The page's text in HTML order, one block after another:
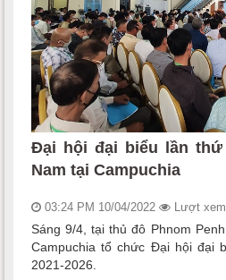
Đại hội đại biểu lần thứ
Nam tại Campuchia
03:24 PM 10/04/2022 Lượt
Sáng 9/4, tại thủ đô Phnom
Campuchia tổ chức Đại hội đại
2021-2026.